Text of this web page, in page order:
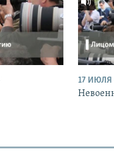
17 ИЮЛЯ